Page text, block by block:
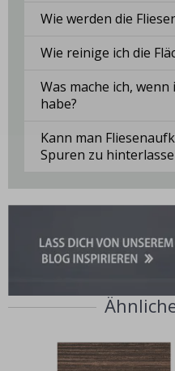
Wie werden die
Wie reinige ich die
Was mache ich,
habe?
Kann man
Spuren zu